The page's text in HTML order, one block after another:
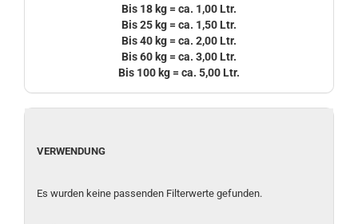
Bis 18 kg = ca. 1,00 Ltr.
Bis 25 kg = ca. 1,50 Ltr.
Bis 40 kg = ca. 2,00 Ltr.
Bis 60 kg = ca. 3,00 Ltr.
Bis 100 kg = ca. 5,00 Ltr.
VERWENDUNG
VERWENDUNG
Es wurden keine passenden Filterwerte gefunden.